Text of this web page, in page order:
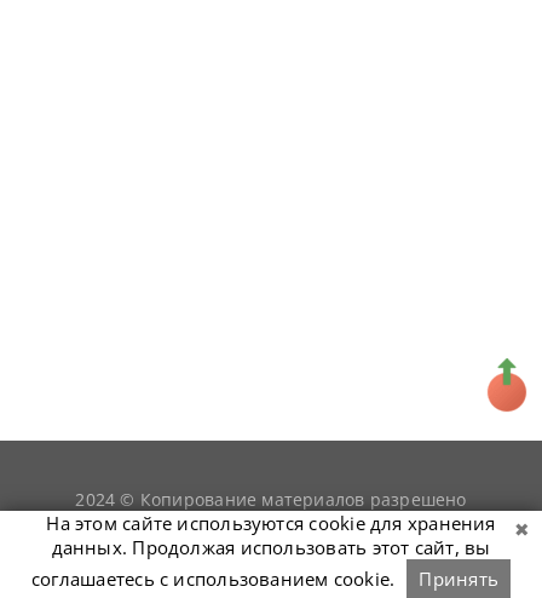
2024 © Копирование материалов разрешено
только при условии гиперссылки наsnookerist.ru
На этом сайте используются cookie для хранения
данных. Продолжая использовать этот сайт, вы
соглашаетесь с использованием cookie.
Принять